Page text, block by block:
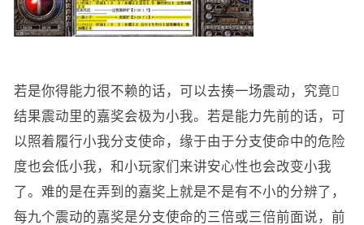
若是你得能力很不赖的话，可以去揍一场震动，究竟
结果震动里的嘉奖会极为小我。若是能力先前的话，可
以照着履行小我分支使命，缘于由于分支使命中的危险
度也会低小我，和小玩家们来讲安心性也会改变小我
了。难的是在弄到的嘉奖上就是不是有不小的分辨了，
每九个震动的嘉奖是分支使命的三倍或三倍前面说，前